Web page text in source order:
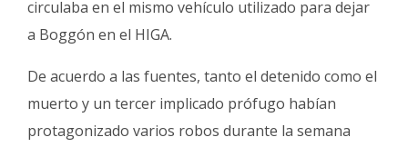
circulaba en el mismo vehículo utilizado para dejar
a Boggón en el HIGA.
De acuerdo a las fuentes, tanto el detenido como el
muerto y un tercer implicado prófugo habían
protagonizado varios robos durante la semana